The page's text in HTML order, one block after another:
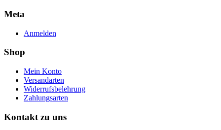
Meta
Anmelden
Shop
Mein Konto
Versandarten
Widerrufsbelehrung
Zahlungsarten
Kontakt zu uns